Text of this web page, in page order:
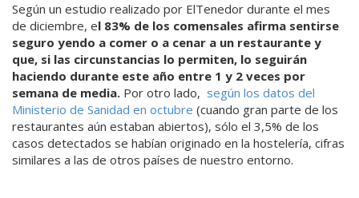
Según un estudio realizado por ElTenedor durante el mes
de diciembre, el 83% de los comensales afirma sentirse
seguro yendo a comer o a cenar a un restaurante y
que, si las circunstancias lo permiten, lo seguirán
haciendo durante este año entre 1 y 2 veces por
semana de media. Por otro lado, según los datos del
Ministerio de Sanidad en octubre (cuando gran parte de los
restaurantes aún estaban abiertos), sólo el 3,5% de los
casos detectados se habían originado en la hostelería, cifras
similares a las de otros países de nuestro entorno.